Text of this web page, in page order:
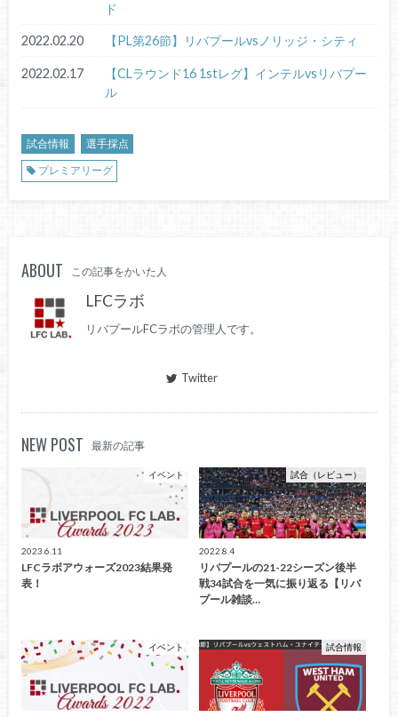
ド
2022.02.20 【PL第26節】リバプールvsノリッジ・シティ
2022.02.17
【CLラウンド16 1stレグ】インテルvsリバプー
ル
試合情報
選手採点
プレミアリーグ
ABOUT この記事をかいた人
LFCラボ
リバプールFCラボの管理人です。
Twitter
NEW POST 最新の記事
イベント
2023.6.11
LFCラボアウォーズ2023結果発
表！
試合（レビュー）
2022.8.4
リバプールの21-22シーズン後半
戦34試合を一気に振り返る【リバ
プール雑談…
イベント 試合情報